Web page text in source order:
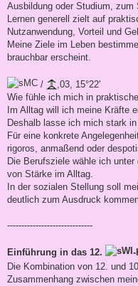
Ausbildung oder Studium, zum
Lernen generell zielt auf
Nutzanwendung, Vorteil und
Meine Ziele im Leben
brauchbar erscheint.
/
,03, 15°22'
Wie fühle ich mich in
Im Alltag will ich meine Kräfte
Deshalb lasse ich mich stark
Für eine konkrete
rigoros, anmaßend oder
Die Berufsziele wähle ich
von Stärke im Alltag.
In der sozialen Stellung soll
deutlich zum Ausdruck
------------------------------
Einführung in das 12.
-
Die Kombination von 12. und
Zusammenhang zwischen